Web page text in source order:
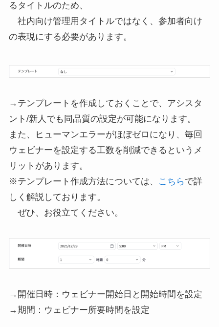
るタイトルのため、
社内向け管理用タイトルではなく、参加者向け
の表現にする必要があります。
→テンプレートを作成しておくことで、アシスタ
ント/新人でも同品質の設定が可能になります。
また、ヒューマンエラーがほぼゼロになり、毎回
ウェビナーを設定する工数を削減できるというメ
リットがあります。
※テンプレート作成方法については、
こちら で詳
しく解説しております。
ぜひ、お役立てください。
→開催日時：ウェビナー開始日と開始時間を設定
→期間：ウェビナー所要時間を設定